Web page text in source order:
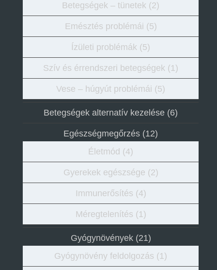
Betegségek – tünetek (2)
Emésztés problémái (5)
Ízületi problémák (5)
Szív és érrendszeri betegségek (1)
Vese – húgyút problémái (5)
Betegségek alternatív kezelése (6)
Egészségmegőrzés (12)
Életmód (4)
Gyerekek egészsége (2)
Immunerősítés (4)
Méregtelenítés (1)
Gyógynövények(21)
Gyógynövény feldolgozás (1)